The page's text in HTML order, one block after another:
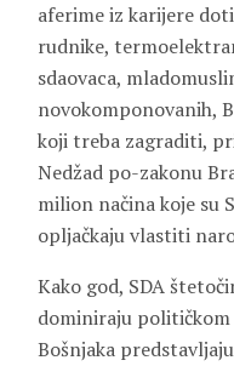
aferime iz karijere
rudnike,
sdaovaca,
novokomponovanih,
koji treba zagraditi,
Nedžad po-zakonu
milion načina koje su
opljačkaju vlastiti
Kako god, SDA
dominiraju
Bošnjaka